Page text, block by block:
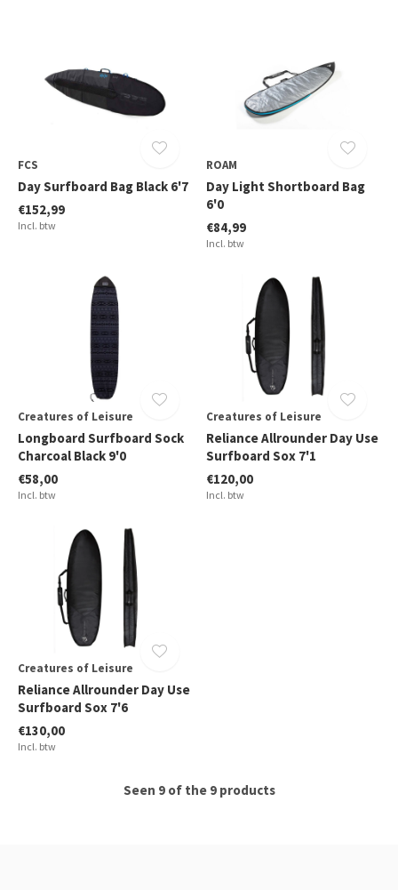
FCS
Day Surfboard Bag Black 6'7
€152,99
Incl. btw
ROAM
Day Light Shortboard Bag
6'0
€84,99
Incl. btw
Creatures of Leisure
Longboard Surfboard Sock
Charcoal Black 9'0
€58,00
Incl. btw
Creatures of Leisure
Reliance Allrounder Day Use
Surfboard Sox 7'1
€120,00
Incl. btw
Creatures of Leisure
Reliance Allrounder Day Use
Surfboard Sox 7'6
€130,00
Incl. btw
Seen 9 of the 9 products